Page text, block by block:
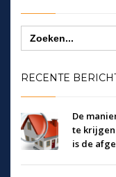
Zoek
naar:
RECENTE
De
te
is de